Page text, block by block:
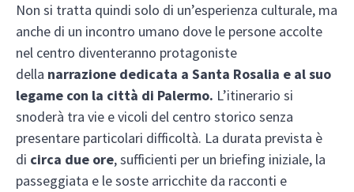
Non si tratta quindi solo di un’esperienza culturale, ma
anche di un incontro umano dove le persone accolte
nel centro diventeranno protagoniste
della narrazione dedicata a Santa Rosalia e al suo
legame con la città di Palermo. L’itinerario si
snoderà tra vie e vicoli del centro storico senza
presentare particolari difficoltà. La durata prevista è
di circa due ore, sufficienti per un briefing iniziale, la
passeggiata e le soste arricchite da racconti e